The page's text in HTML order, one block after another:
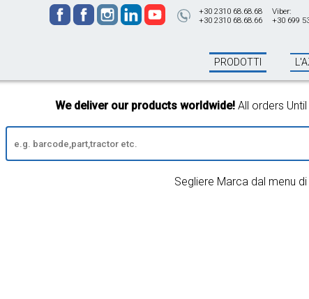
+30 2310 68.68.68
+30 2310 68.68.66
Viber:
+30 699
PRODOTTI
We deliver our products worldwide!All orders Until
Segliere Marca dal menu